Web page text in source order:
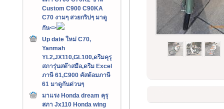
Custom C900 C90KA
C70 งามๆ สวยกริปๆ มาดู
กัน<>
Up date ใหม่ C70,
Yanmah
YL2,JX110,GL100,ดรีมคุรุ
สภารุ่นสต๊าสมือ,ดรีม Excel
ภาษี 61,C900 คัสต้อมภาษี
61 มาดูกันด่วนๆ
มาแรง Honda dream คุรุ
สภา Jx110 Honda wing